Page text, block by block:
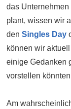
das Unternehmen
plant, wissen wir
den Singles Day
können wir
einige Gedanken
vorstellen
Am